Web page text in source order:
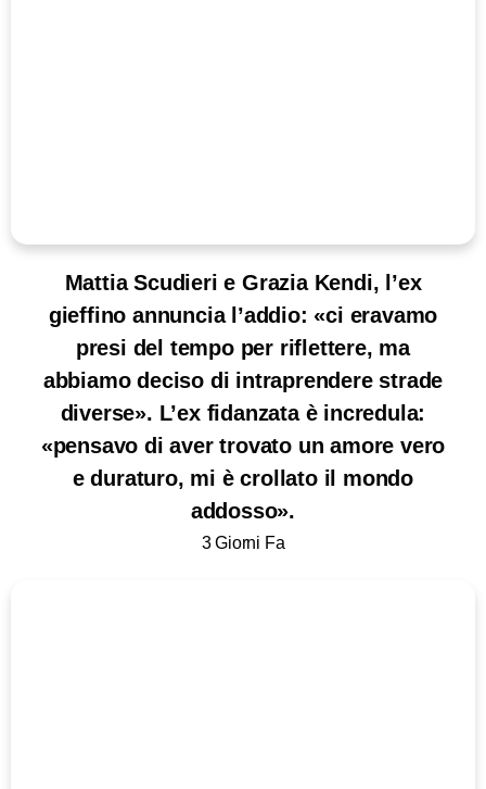
Mattia Scudieri e Grazia Kendi, l’ex
gieffino annuncia l’addio: «ci eravamo
presi del tempo per riflettere, ma
abbiamo deciso di intraprendere strade
diverse». L’ex fidanzata è incredula:
«pensavo di aver trovato un amore vero
e duraturo, mi è crollato il mondo
addosso».
3 Giorni Fa